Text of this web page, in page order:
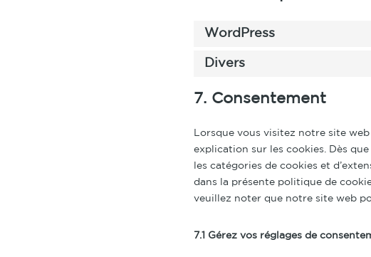
WordPress
Divers
7. Consentement
Lorsque vous visitez notre site
explication sur les cookies. Dès
les catégories de cookies et
dans la présente politique de
veuillez noter que notre site web
7.1 Gérez vos réglages de